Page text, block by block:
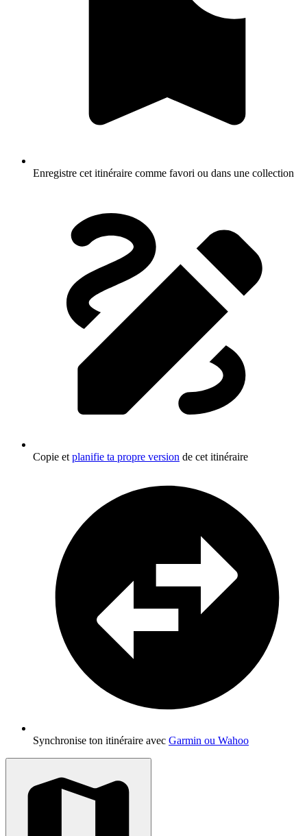
Enregistre cet itinéraire comme favori ou dans une collection
Copie et planifie ta propre version de cet itinéraire
Synchronise ton itinéraire avec Garmin ou Wahoo